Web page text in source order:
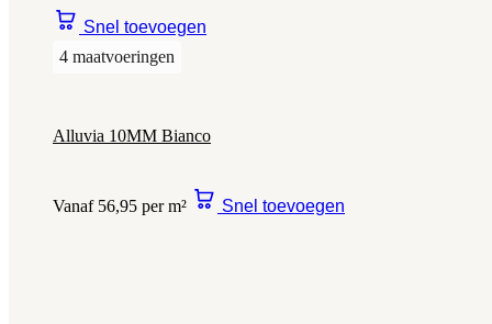
Snel toevoegen
4 maatvoeringen
Alluvia 10MM Bianco
Vanaf 56,95 per m² Snel toevoegen